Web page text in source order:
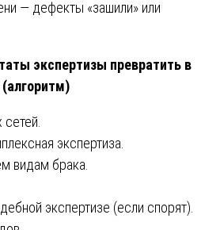
— дефекты «зашили» или
экспертизы превратить в
экспертиза.
видам брака.
экспертизе (если спорят).